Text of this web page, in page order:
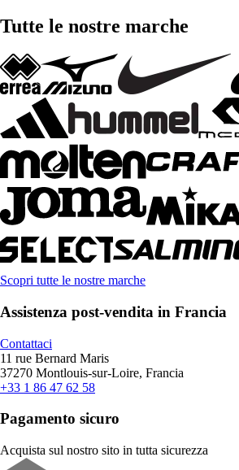
Tutte le nostre marche
Scopri tutte le nostre marche
Assistenza post-vendita in Francia
Contattaci
11 rue Bernard Maris
37270 Montlouis-sur-Loire, Francia
+33 1 86 47 62 58
Pagamento sicuro
Acquista sul nostro sito in tutta sicurezza